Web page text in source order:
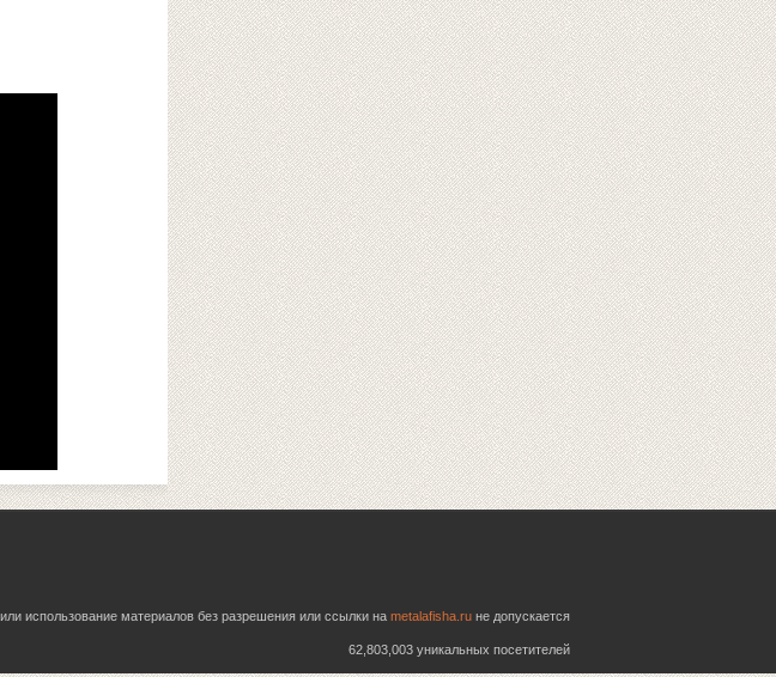
использование материалов без разрешения или ссылки на metalafisha.ru не допускается
62,803,003 уникальных посетителей